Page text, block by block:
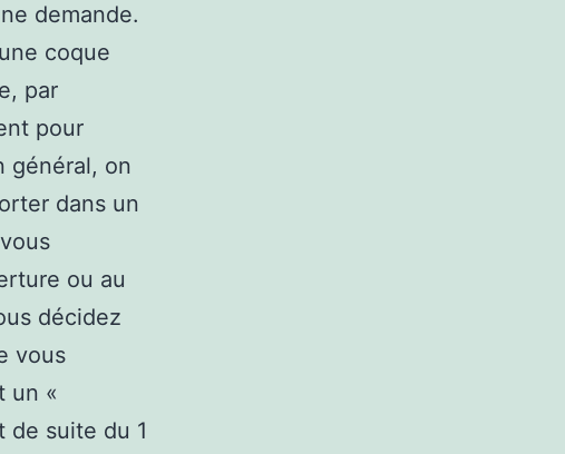
demande.
coque
par
pour
général, on
dans un
ou au
décidez
vous
un «
suite du 1